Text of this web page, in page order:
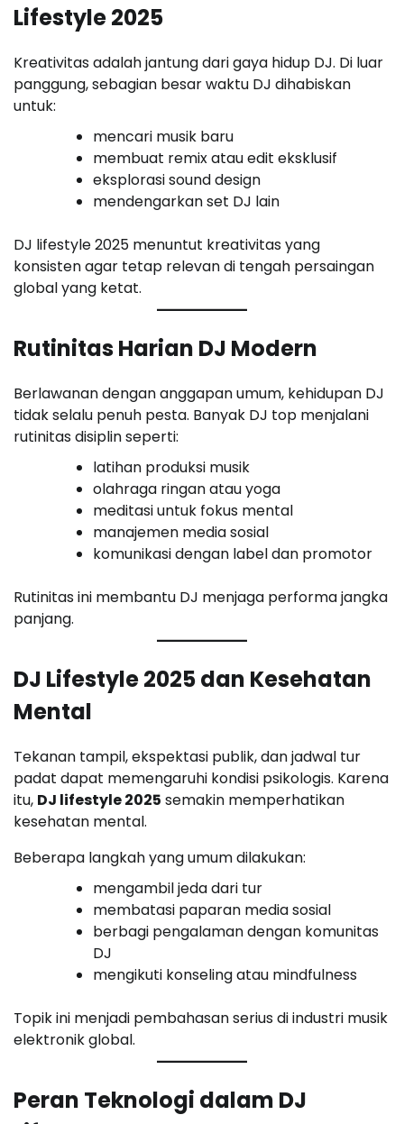
Lifestyle 2025
Kreativitas adalah jantung dari gaya hidup DJ. Di luar
panggung, sebagian besar waktu DJ dihabiskan
untuk:
mencari musik baru
membuat remix atau edit eksklusif
eksplorasi sound design
mendengarkan set DJ lain
DJ lifestyle 2025 menuntut kreativitas yang
konsisten agar tetap relevan di tengah persaingan
global yang ketat.
Rutinitas Harian DJ Modern
Berlawanan dengan anggapan umum, kehidupan DJ
tidak selalu penuh pesta. Banyak DJ top menjalani
rutinitas disiplin seperti:
latihan produksi musik
olahraga ringan atau yoga
meditasi untuk fokus mental
manajemen media sosial
komunikasi dengan label dan promotor
Rutinitas ini membantu DJ menjaga performa jangka
panjang.
DJ Lifestyle 2025 dan Kesehatan
Mental
Tekanan tampil, ekspektasi publik, dan jadwal tur
padat dapat memengaruhi kondisi psikologis. Karena
itu, DJ lifestyle 2025 semakin memperhatikan
kesehatan mental.
Beberapa langkah yang umum dilakukan:
mengambil jeda dari tur
membatasi paparan media sosial
berbagi pengalaman dengan komunitas
DJ
mengikuti konseling atau mindfulness
Topik ini menjadi pembahasan serius di industri musik
elektronik global.
Peran Teknologi dalam DJ